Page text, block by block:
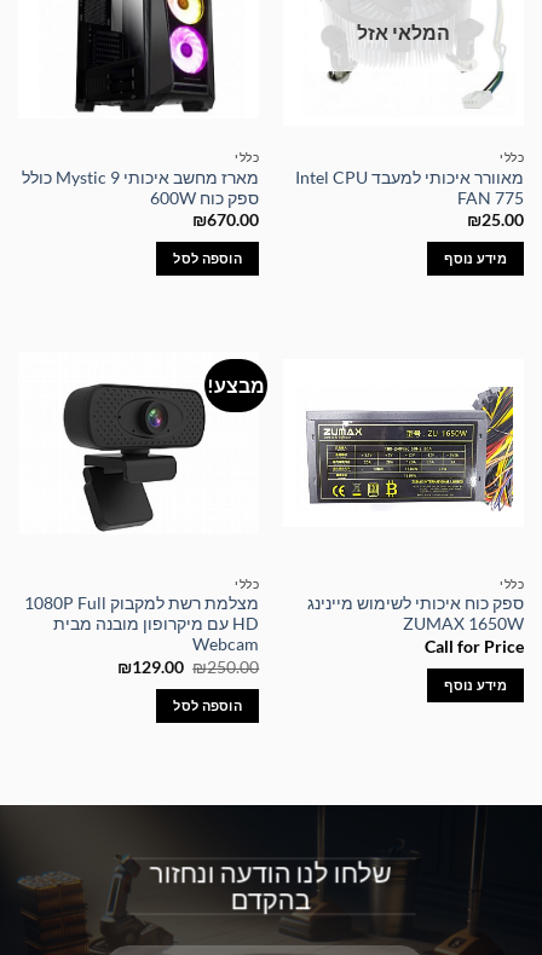
המלאי אזל
כללי
מאוורר איכותי למעבד Intel CPU
FAN 775
₪25.00
מידע נוסף
כללי
מארז מחשב איכותי Mystic 9 כולל
ספק כוח 600W
₪670.00
הוספה לסל
כללי
ספק כוח איכותי לשימוש מיינינג
ZUMAX 1650W
Call for Price
מידע נוסף
מבצע!
כללי
מצלמת רשת למקבוק 1080P Full
HD עם מיקרופון מובנה מבית
Webcam
₪250.00
המחיר
היה:
₪250.00.
₪129.00
המחיר
הוספה לסל
שלחו לנו הודעה ונחזור
בהקדם